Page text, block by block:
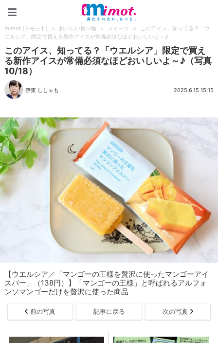
mimot.(ミモット) > おいしい食べ物 > スイーツ >
このアイス、知ってる？「ウ
エルシア」限定で買える新作アイスが常備必須なほどおいしいよ～♪
このアイス、知ってる？「ウエルシア」限定で買え
る新作アイスが常備必須なほどおいしいよ～♪（写真
10/18）
伊東 ししゃも 2025.6.15 15:15
【ウエルシア／「マンゴーの王様を贅沢に使ったマンゴーアイ
スバー」（138円）】「マンゴーの王様」と呼ばれるアルフォ
ンソマンゴーだけを贅沢に使った商品
前の写真 記事に戻る 次の写真